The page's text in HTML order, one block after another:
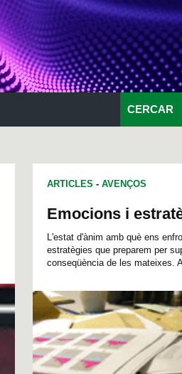
CERCAR
ARTICLES - AVENÇOS
Emocions i
L'estat d'ànim amb què ens
estratègies que preparem per
conseqüència de les mateixes.